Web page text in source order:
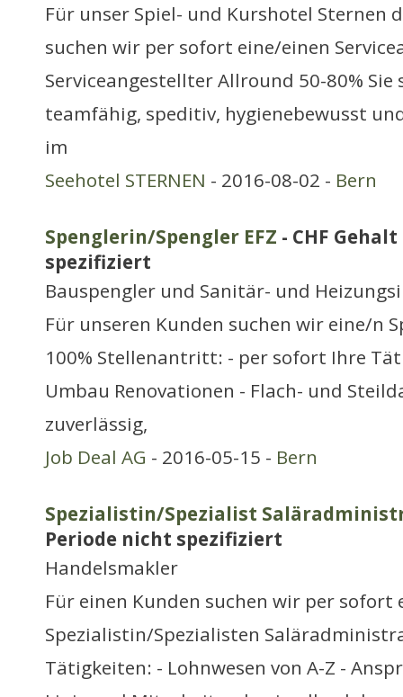
Für unser Spiel- und Kurshotel Sternen
suchen wir per sofort eine/einen
Serviceangestellter Allround 50-80%
teamfähig, speditiv, hygienebewusst
im
Seehotel STERNEN - 2016-08-02 - Bern
Spenglerin/Spengler EFZ - CHF
spezifiziert
Bauspengler und Sanitär- und
Für unseren Kunden suchen wir eine/n
100% Stellenantritt: - per sofort Ihre
Umbau Renovationen - Flach- und
zuverlässig,
Job Deal AG - 2016-05-15 - Bern
Spezialistin/Spezialist
Periode nicht spezifiziert
Handelsmakler
Für einen Kunden suchen wir per sofort
Spezialistin/Spezialisten
Tätigkeiten: - Lohnwesen von A-Z -